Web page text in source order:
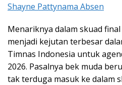
Shayne Pattynama Absen
Menariknya dalam skuad
menjadi kejutan terbesar
Timnas Indonesia untuk
2026. Pasalnya bek muda
tak terduga masuk ke dalam